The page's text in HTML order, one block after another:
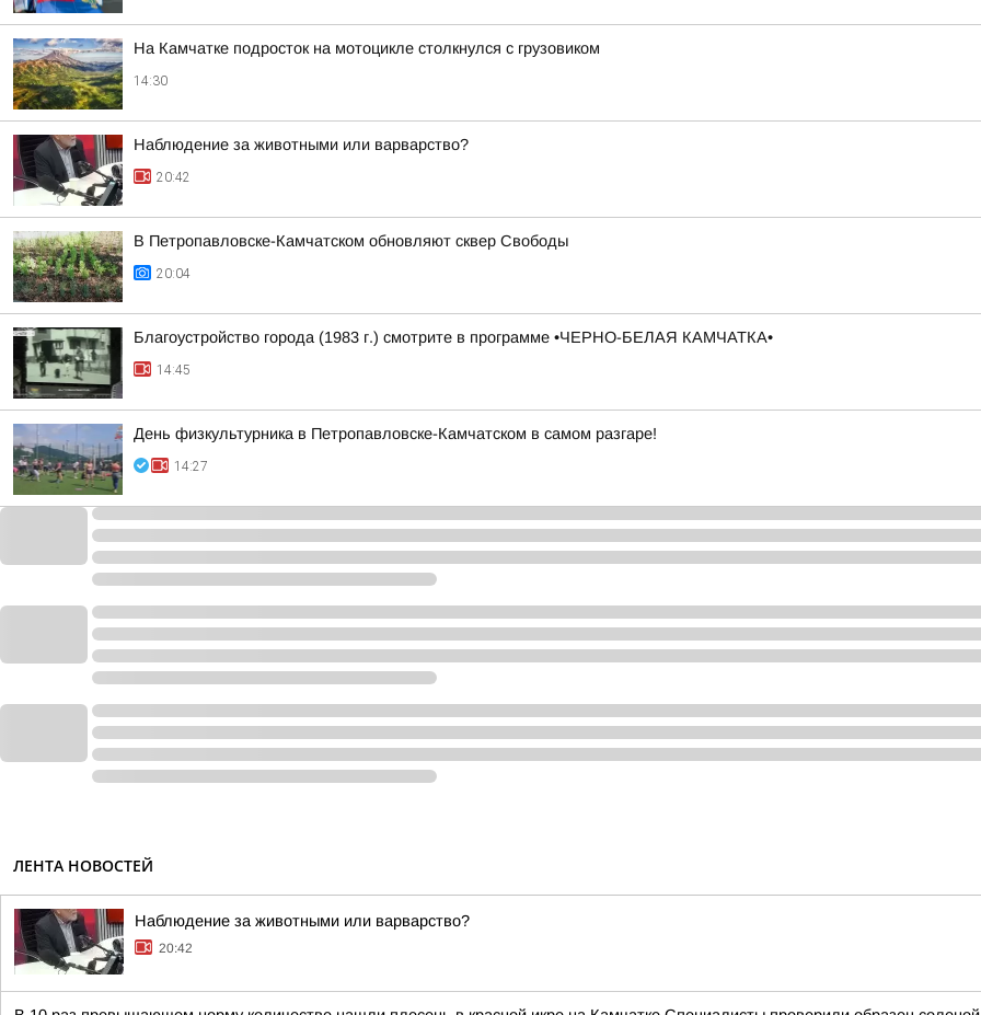
На Камчатке подросток на мотоцикле столкнулся с грузовиком
14:30
Наблюдение за животными или варварство?
20:42
В Петропавловске-Камчатском обновляют сквер Свободы
20:04
Благоустройство города (1983 г.) смотрите в программе •ЧЕРНО-БЕЛАЯ КАМЧАТКА•
14:45
День физкультурника в Петропавловске-Камчатском в самом разгаре!
14:27
ЛЕНТА НОВОСТЕЙ
Наблюдение за животными или варварство?
20:42